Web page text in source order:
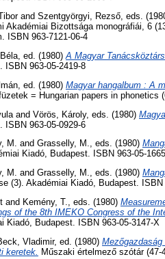
and Szentgyörgyi, Rezső, eds.
Akadémiai Bizottsága monográfiái, 6
ISBN 963-7121-06-4
, ed. (1980) A Magyar
ISBN 963-05-2419-8
, ed. (1980) Magyar hangalbum : A
= Hungarian papers in phonetics
and Vörös, Károly, eds. (1980)
ISBN 963-05-0929-6
M. and Grasselly, M., eds. (1980)
Kiadó, Budapest. ISBN 963-05-
M. and Grasselly, M., eds. (1980)
(3). Akadémiai Kiadó, Budapest. ISBN
and Kemény, T. , eds. (1980)
of the 8th IMEKO Congress of the
Kiadó, Budapest. ISBN 963-05-3147-X
Vladimir, ed. (1980)
keretek.
Műszaki értelmező szótár